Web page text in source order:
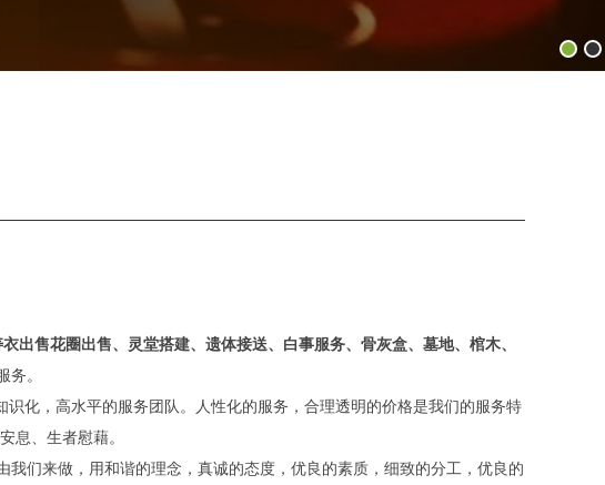
出售花圈出售、 灵堂搭建、遗体接送、白事服务、骨灰盒、墓地、棺木、
务。
化，高水平的服务团队。人性化的服务，合理透明的价格是我们的服务特
息、生者慰藉。
们来做，用和谐的理念，真诚的态度，优良的素质，细致的分工，优良的